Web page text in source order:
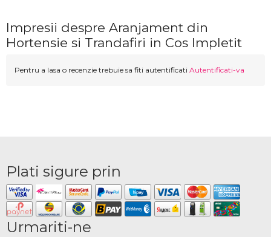
Impresii despre Aranjament din
Hortensie si Trandafiri in Cos Impletit
Pentru a lasa o recenzie trebuie sa fiti autentificati Autentificati-va
Plati sigure prin
Urmariti-ne